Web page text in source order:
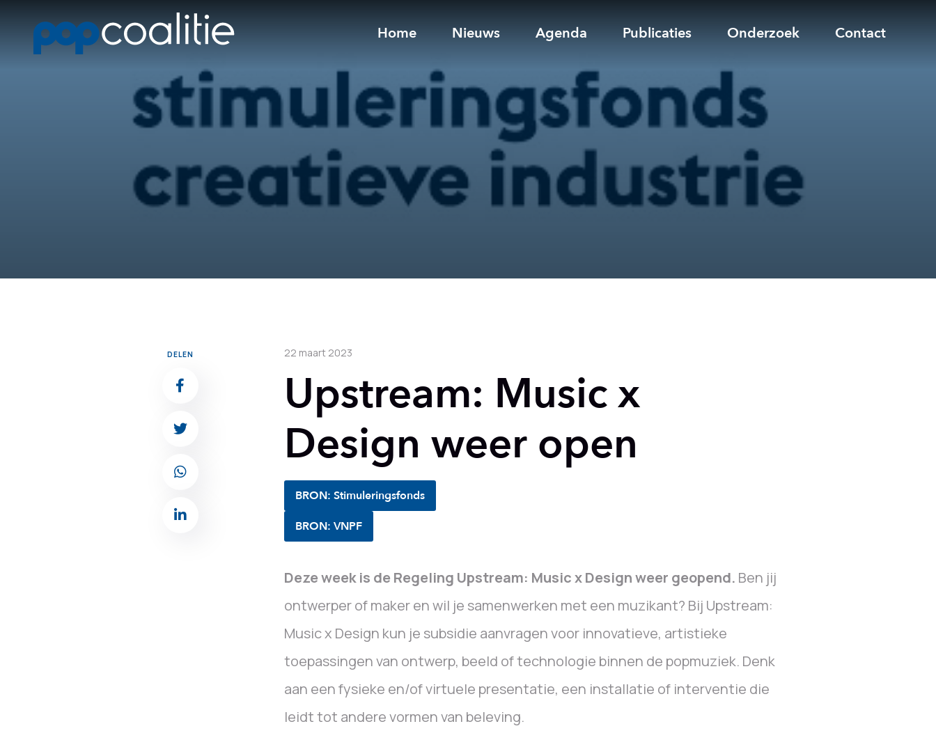
Home Nieuws Agenda Publicaties Onderzoek Contact
DELEN 22 maart 2023
Upstream: Music x
Design weer open
BRON: Stimuleringsfonds
BRON: VNPF
Deze week is de Regeling Upstream: Music x Design weer geopend. Ben jij
ontwerper of maker en wil je samenwerken met een muzikant? Bij Upstream:
Music x Design kun je subsidie aanvragen voor innovatieve, artistieke
toepassingen van ontwerp, beeld of technologie binnen de popmuziek. Denk
aan een fysieke en/of virtuele presentatie, een installatie of interventie die
leidt tot andere vormen van beleving.